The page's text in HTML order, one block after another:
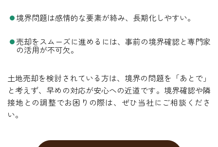
境界問題は感情的な要素が絡み、長期化しやすい。
売却をスムーズに進めるには、事前の境界確認と専門家
の活用が不可欠。
土地売却を検討されている方は、境界の問題を「あとで」
と考えず、早めの対応が安心への近道です。境界確認や隣
接地との調整でお困りの際は、ぜひ当社にご相談くださ
い。